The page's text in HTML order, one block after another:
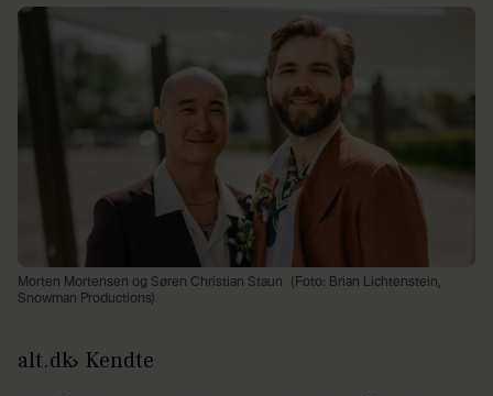
Morten Mortensen og Søren Christian Staun
(Foto: Brian Lichtenstein,
Snowman Productions)
alt.dk Kendte